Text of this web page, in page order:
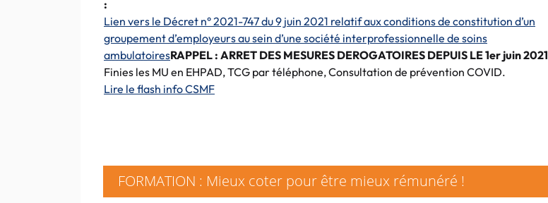
:
Lien vers le Décret n° 2021-747 du 9 juin 2021 relatif aux conditions de constitution d’un
groupement d’employeurs au sein d’une société interprofessionnelle de soins
ambulatoiresRAPPEL : ARRET DES MESURES DEROGATOIRES DEPUIS LE 1er juin 2021
Finies les MU en EHPAD, TCG par téléphone, Consultation de prévention COVID.
Lire le flash info CSMF
FORMATION : Mieux coter pour être mieux rémunéré !